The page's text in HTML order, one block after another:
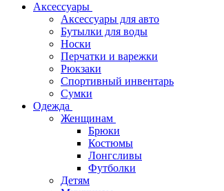
Аксессуары
Аксессуары для авто
Бутылки для воды
Носки
Перчатки и варежки
Рюкзаки
Спортивный инвентарь
Сумки
Одежда
Женщинам
Брюки
Костюмы
Лонгсливы
Футболки
Детям